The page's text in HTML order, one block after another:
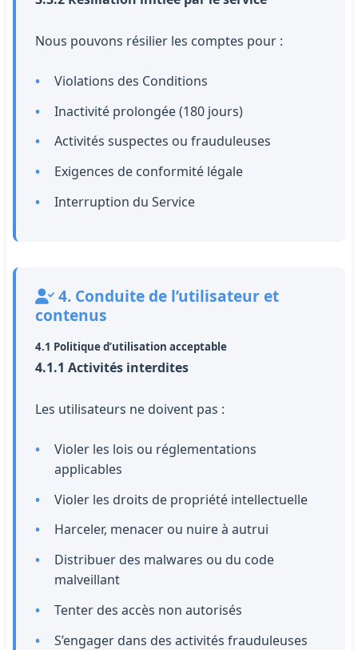
Nous pouvons résilier les comptes pour :
Violations des Conditions
Inactivité prolongée (180 jours)
Activités suspectes ou frauduleuses
Exigences de conformité légale
Interruption du Service
4. Conduite de l’utilisateur et
contenus
4.1 Politique d’utilisation acceptable
4.1.1 Activités interdites
Les utilisateurs ne doivent pas :
Violer les lois ou réglementations
applicables
Violer les droits de propriété intellectuelle
Harceler, menacer ou nuire à autrui
Distribuer des malwares ou du code
malveillant
Tenter des accès non autorisés
S’engager dans des activités frauduleuses